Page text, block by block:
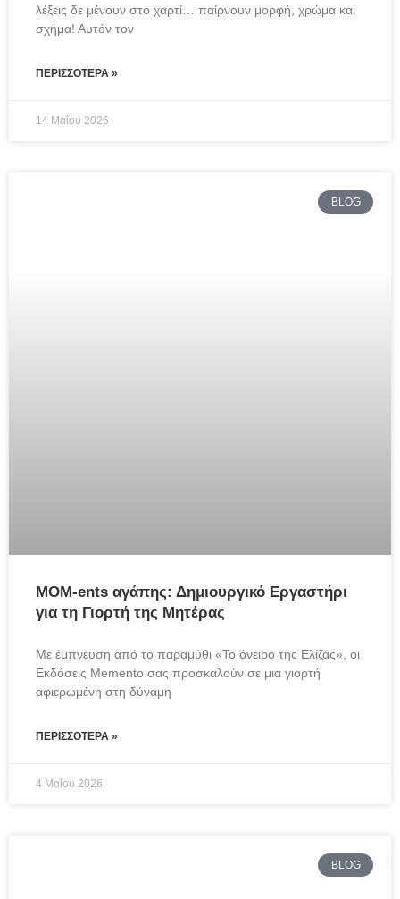
λέξεις δε μένουν στο χαρτί… παίρνουν μορφή, χρώμα και
σχήμα! Αυτόν τον
ΠΕΡΙΣΣΌΤΕΡΑ »
14 Μαΐου 2026
BLOG
MOM-ents αγάπης: Δημιουργικό Εργαστήρι
για τη Γιορτή της Μητέρας
Με έμπνευση από το παραμύθι «Το όνειρο της Ελίζας», οι
Εκδόσεις Memento σας προσκαλούν σε μια γιορτή
αφιερωμένη στη δύναμη
ΠΕΡΙΣΣΌΤΕΡΑ »
4 Μαΐου 2026
BLOG